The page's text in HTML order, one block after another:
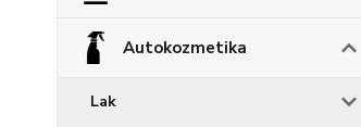
Autokozmetika
Lak